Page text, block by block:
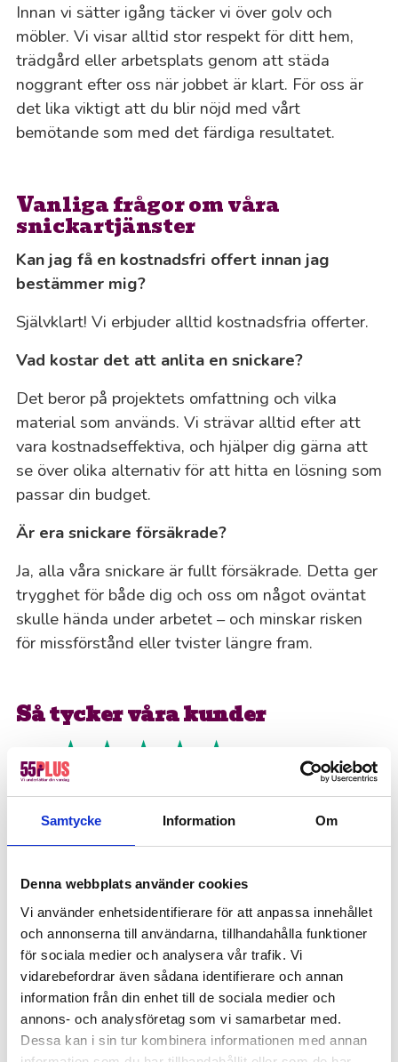
Samtycke Information Om
Denna webbplats använder cookies
Vi använder enhetsidentifierare för att anpassa innehållet
och annonserna till användarna, tillhandahålla funktioner
för sociala medier och analysera vår trafik. Vi
vidarebefordrar även sådana identifierare och annan
information från din enhet till de sociala medier och
annons- och analysföretag som vi samarbetar med.
Dessa kan i sin tur kombinera informationen med annan
Innan vi sätter igång täcker vi över golv och
möbler. Vi visar alltid stor respekt för ditt hem,
trädgård eller arbetsplats genom att städa
noggrant efter oss när jobbet är klart. För oss är
det lika viktigt att du blir nöjd med vårt
bemötande som med det färdiga resultatet.
Vanliga frågor om våra
snickartjänster
Kan jag få en kostnadsfri offert innan jag
bestämmer mig?
Självklart! Vi erbjuder alltid kostnadsfria offerter.
Vad kostar det att anlita en snickare?
Det beror på projektets omfattning och vilka
material som används. Vi strävar alltid efter att
vara kostnadseffektiva, och hjälper dig gärna att
se över olika alternativ för att hitta en lösning som
passar din budget.
Är era snickare försäkrade?
Ja, alla våra snickare är fullt försäkrade. Detta ger
trygghet för både dig och oss om något oväntat
skulle hända under arbetet – och minskar risken
för missförstånd eller tvister längre fram.
Så tycker våra kunder
★★★★★
Rekommenderar 55Plus!
Smidig och personlig kontakt, både vid
uppstart och med personen som
priset är väldigt rimligt.–Micaela
Trustpilot.
Boka snickare i Mölndal redan
idag
Behöver du en bra snickare i Mölndal? Då har du